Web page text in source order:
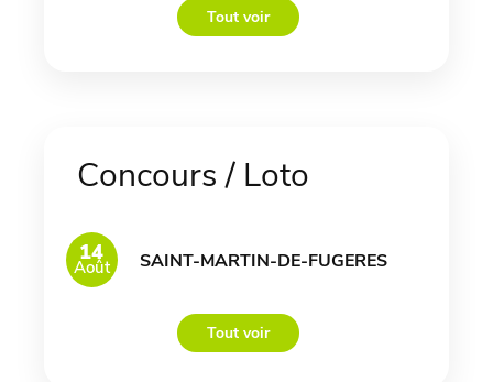
Tout voir
Concours / Loto
14
Août SAINT-MARTIN-DE-FUGERES
Tout voir